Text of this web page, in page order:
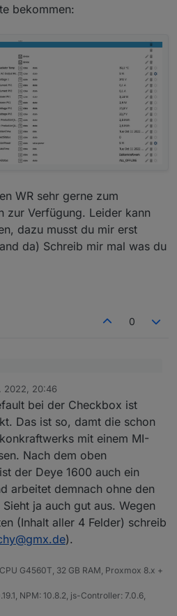
bekommen:
WR sehr gerne zum
zur Verfügung. Leider kann
dazu musst du mir erst
da) Schreib mir mal was du
0
intern von "Micro-Inverter" (für
mi dem MI-600 o.ä.) auf
große Inverter umgeschaltet. Ist
und daher noch nicht
Es sollte so sein, dass nur in
aktuelle Daten ankommen.
bitte mal beobachten?
3 und 4 muss ich mal sehen,
Daten ankommen. Da ich nur
habe, mache ich das alles im
brauche ich auch mal deine
und Guten Abend in die Runde ,
habe ich eingeschalteter
gemacht (ist glaube auch
Datenpunkte:
die Inverter Checkbox
und paar weitere sehr nützliche
bekommen:
2022, 20:46
bei der Checkbox ist
Das ist so, damt die schon
mit einem MI-
Nach dem oben
der Deye 1600 auch ein
arbeitet demnach ohne den
ja auch gut aus. Wegen
(Inhalt aller 4 Felder) schreib
).
G4560T, 32 GB RAM, Proxmox 8.x +
NPM: 10.8.2, js-Controller: 7.0.6,